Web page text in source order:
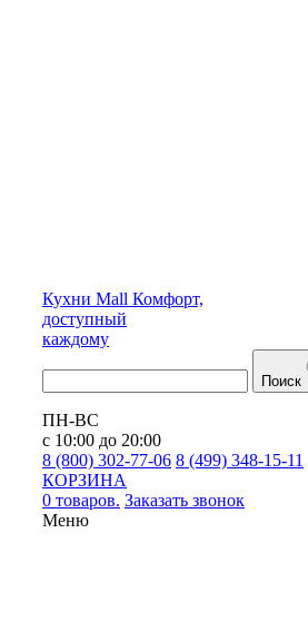
Кухни Mall Комфорт,
доступный
каждому
Поиск
ПН-ВС
с 10:00 до 20:00
8 (800) 302-77-06 8 (499) 348-15-11
КОРЗИНА
0 товаров. Заказать звонок
Меню